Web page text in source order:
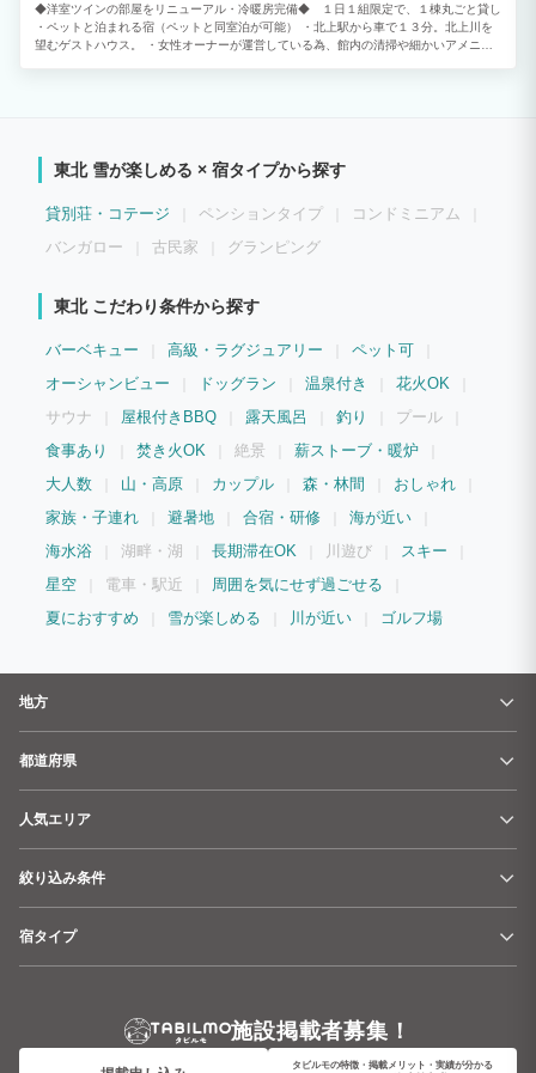
◆洋室ツインの部屋をリニューアル・冷暖房完備◆ １日１組限定で、１棟丸ごと貸し
・ペットと泊まれる宿（ペットと同室泊が可能） ・北上駅から車で１３分。北上川を
望むゲストハウス。 ・女性オーナーが運営している為、館内の清掃や細かいアメニテ
東北 雪が楽しめる × 宿タイプから探す
貸別荘・コテージ ペンションタイプ
コンドミニアム
バンガロー
古民家 グランピング
東北 こだわり条件から探す
バーベキュー 高級・ラグジュアリー
ペット可
オーシャンビュー
ドッグラン 温泉付き
花火OK
サウナ
屋根付きBBQ 露天風呂 釣り
プール
食事あり
焚き火OK 絶景
薪ストーブ・暖炉
大人数
山・高原 カップル 森・林間
おしゃれ
家族・子連れ
避暑地 合宿・研修
海が近い
海水浴
湖畔・湖 長期滞在OK 川遊び
スキー
星空
電車・駅近
周囲を気にせず過ごせる
夏におすすめ
雪が楽しめる 川が近い ゴルフ場
地方
都道府県
人気エリア
絞り込み条件
宿タイプ
施設掲載者募集！
タビルモの特徴・掲載メリット・実績が分かる